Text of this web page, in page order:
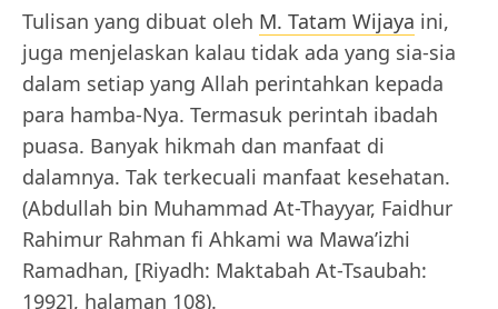
Tulisan yang dibuat oleh M. Tatam Wijaya ini,
juga menjelaskan kalau tidak ada yang sia-sia
dalam setiap yang Allah perintahkan kepada
para hamba-Nya. Termasuk perintah ibadah
puasa. Banyak hikmah dan manfaat di
dalamnya. Tak terkecuali manfaat kesehatan.
(Abdullah bin Muhammad At-Thayyar, Faidhur
Rahimur Rahman fi Ahkami wa Mawa’izhi
Ramadhan, [Riyadh: Maktabah At-Tsaubah:
1992], halaman 108).